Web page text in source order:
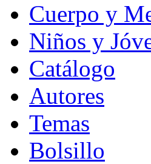
Cuerpo y
Niños y
Catálogo
Autores
Temas
Bolsillo